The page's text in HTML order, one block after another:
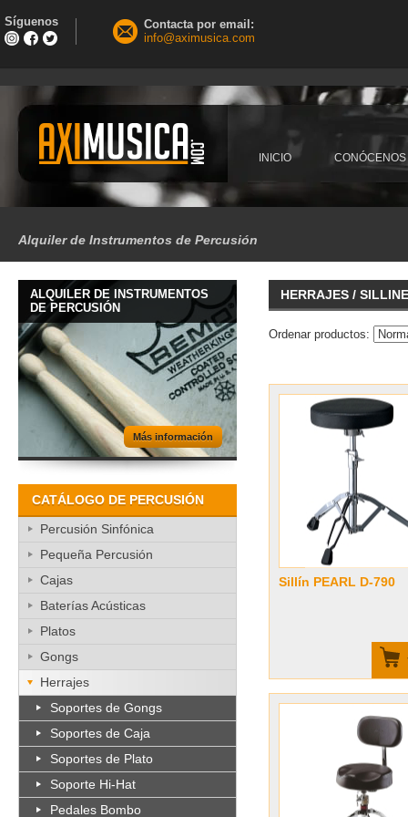
Síguenos
Contacta por email:
info@aximusica.com
Alquiler de Instrumentos de Percusión
INICIO CONÓCENOS
ALQUILER DE INSTRUMENTOS
DE PERCUSIÓN
Más información
CATÁLOGO DE PERCUSIÓN
Percusión Sinfónica
Pequeña Percusión
Cajas
Baterías Acústicas
Platos
Gongs
Herrajes
Soportes de Gongs
Soportes de Caja
Soportes de Plato
Soporte Hi-Hat
Pedales Bombo
HERRAJES /
Ordenar productos:
Sillín PEARL D-790